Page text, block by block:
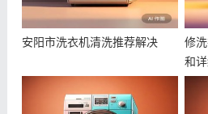
安阳市洗衣机清洗推荐解决
修
和